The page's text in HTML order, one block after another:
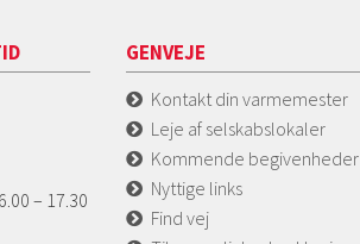
– 17.30
GENVEJE
Kontakt din varmemester
Leje af selskabslokaler
Kommende begivenheder
Nyttige links
Find vej